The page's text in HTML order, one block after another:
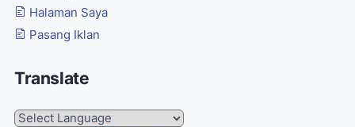
Halaman Saya
Pasang Iklan
Translate